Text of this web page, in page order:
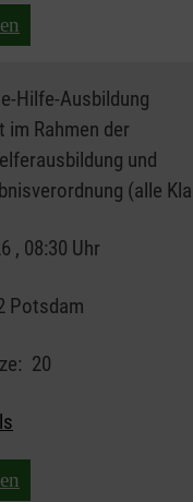
Hilfe-Ausbildung
im Rahmen der
und
(alle
, 08:30 Uhr
Potsdam
20